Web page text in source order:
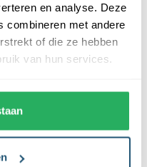
en analyse. Deze
combineren met andere
of die ze hebben
van hun services.
buiten
losse delen die je